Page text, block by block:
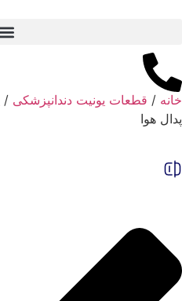
خانه / قطعات یونیت دندانپزشکی /
پدال هوا